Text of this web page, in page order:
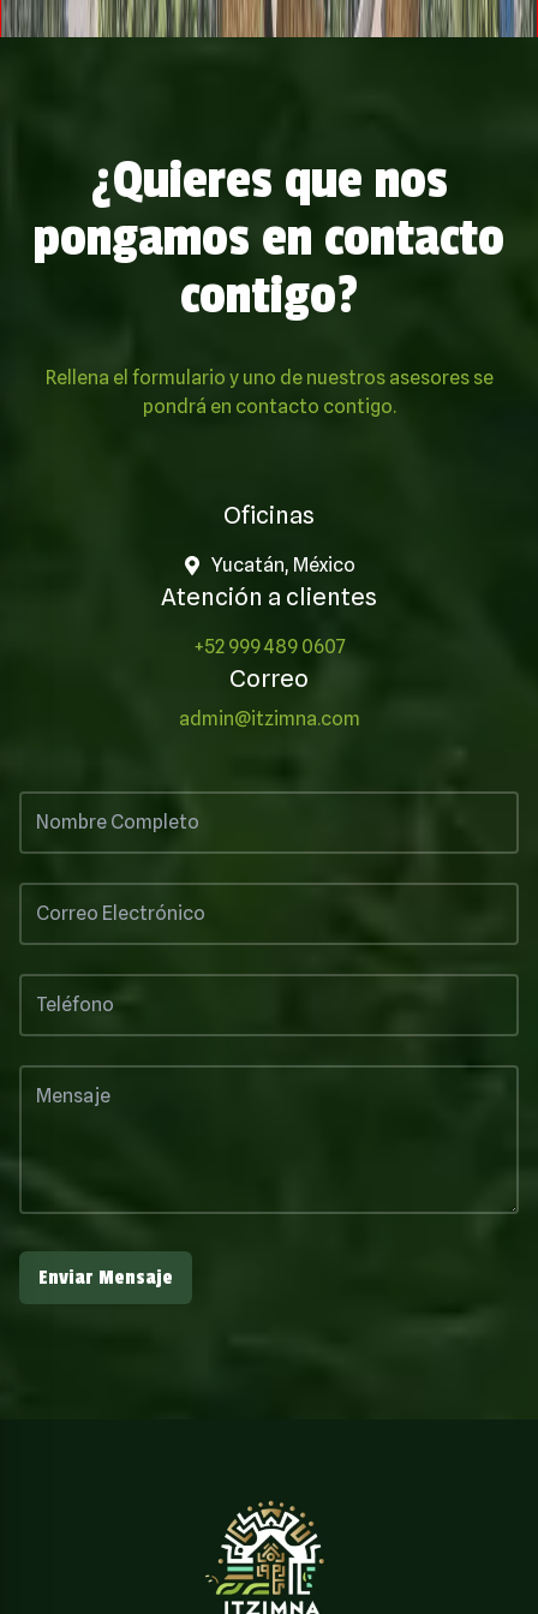
¿Quieres que nos
pongamos en contacto
contigo?
Rellena el formulario y uno de nuestros asesores se
pondrá en contacto contigo.
Oficinas
Yucatán, México
Atención a clientes
+52 999 489 0607
Correo
admin@itzimna.com
Enviar Mensaje